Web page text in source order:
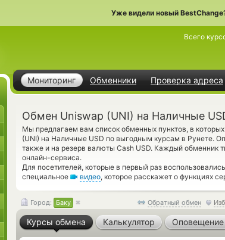
Уже видели новый
Мониторинг Обменники Проверка адреса
Всего
Обмен Uniswap (UNI) на Наличные
Мы предлагаем вам список обменных пунктов, в
(UNI) на Наличные USD по выгодным курсам в Рунете.
также и на резерв валюты Cash USD. Каждый обменник
онлайн-сервиса.
Для посетителей, которые в первый раз
специальное
видео, которое расскажет о функциях
Обратный обмен
Город: Баку
Курсы обмена Калькулятор Оповещение